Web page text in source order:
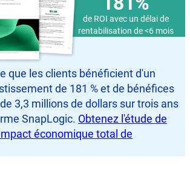
de ROI avec un délai de
rentabilisation de<6 mois
que les clients bénéficient d'un
de 181 % et de bénéfices
3,3 millions de dollars sur trois ans
SnapLogic. Obtenez l'étude de
économique total de